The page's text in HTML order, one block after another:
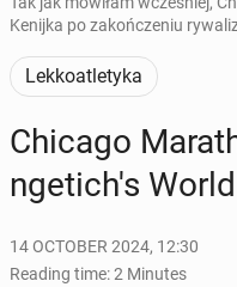
Kenijka po zakończeniu
Lekkoatletyka
Chicago
ngetich's
14 OCTOBER 2024, 12:30
Reading time: 2 Minutes